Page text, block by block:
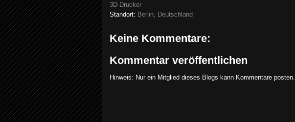
3D-Drucker
Standort: Berlin, Deutschland
Keine Kommentare:
Kommentar veröffentlichen
Hinweis: Nur ein Mitglied dieses Blogs kann Kommentare posten.